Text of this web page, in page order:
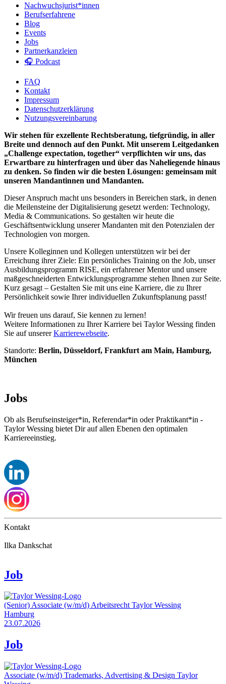
Nachwuchsjurist*innen
Berufserfahrene
Blog
Events
Jobs
Partnerkanzleien
🎧 Podcast
FAQ
Kontakt
Impressum
Datenschutzerklärung
Nutzungsvereinbarung
Wir stehen für exzellente Rechtsberatung, tiefgründig, in aller
Breite und dennoch auf den Punkt. Mit unserem Leitgedanken
„Challenge expectation, together“ verpflichten wir uns, das
Erwartbare zu hinterfragen und über das Naheliegende hinaus
zu denken. So finden wir die besten Lösungen: gemeinsam mit
unseren Mandantinnen und Mandanten.
Dieser Anspruch macht uns besonders in Bereichen stark, in denen
die Meilensteine der Digitalisierung gesetzt werden: Technology,
Media & Communications. So gestalten wir heute die
Geschäftsentwicklung unserer Mandanten mit den Potenzialen der
Technologien von morgen.
Unsere Kolleginnen und Kollegen unterstützen wir bei der
Erreichung ihrer Ziele: Ein persönliches Training on the Job, unser
Ausbildungsprogramm RISE, ein erfahrener Mentor und unsere
maßgeschneiderten Entwicklungsprogramme stehen Ihnen zur Seite.
Kurz gesagt – Gestalten Sie mit uns eine Karriere, die zu Ihrer
Persönlichkeit sowie Ihrer individuellen Zukunftsplanung passt!
Wir freuen uns darauf, Sie kennen zu lernen!
Weitere Informationen zu Ihrer Karriere bei Taylor Wessing finden
Sie auf unsererKarrierewebseite.
Standorte: Berlin, Düsseldorf, Frankfurt am Main, Hamburg,
München
Jobs
Ob als Berufseinsteiger*in, Referendar*in oder Praktikant*in -
Taylor Wessing bietet Dir auf allen Ebenen den optimalen
Karriereeinstieg.
Kontakt
Ilka Dankschat
Job
(Senior) Associate (w/m/d) Arbeitsrecht Taylor Wessing
Hamburg
23.07.2026
Job
Associate (w/m/d) Trademarks, Advertising & Design Taylor